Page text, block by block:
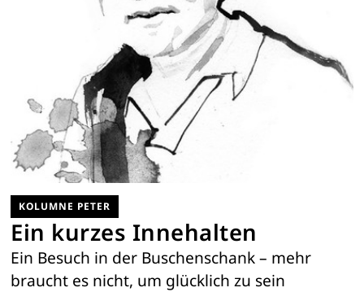
KOLUMNE PETER
Ein kurzes Innehalten
Ein Besuch in der Buschenschank – mehr
braucht es nicht, um glücklich zu sein